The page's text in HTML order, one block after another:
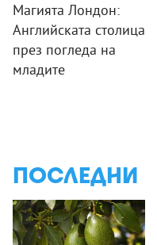
Магията Лондон:
Английската столица
през погледа на
младите
ПОСЛЕДНИ